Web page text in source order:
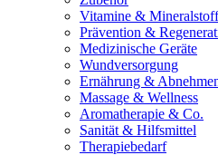
Vitamine &
Prävention &
Medizinische Geräte
Wundversorgung
Ernährung &
Massage & Wellness
Aromatherapie & Co.
Sanität & Hilfsmittel
Therapiebedarf